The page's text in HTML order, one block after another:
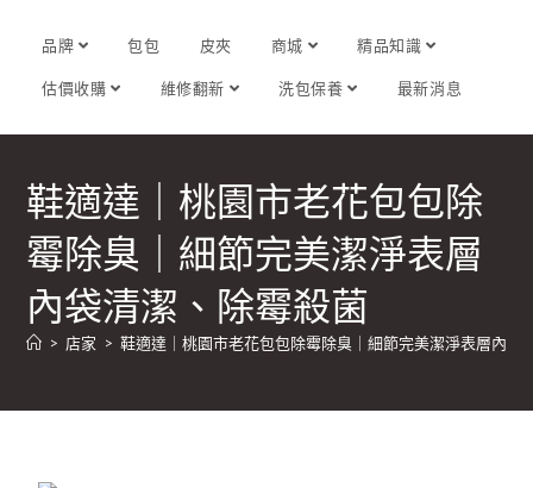
品牌 包包 皮夾 商城 精品知識
估價收購 維修翻新 洗包保養 最新消息
鞋適達｜桃園市老花包包除
霉除臭｜細節完美潔淨表層
內袋清潔、除霉殺菌
> 店家 > 鞋適達｜桃園市老花包包除霉除臭｜細節完美潔淨表層內袋